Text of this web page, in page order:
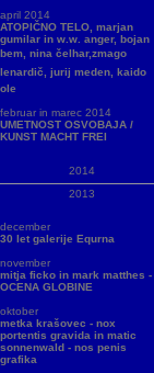
april 2014
ATOPIČNO TELO, marjan
gumilar in w.w. anger, bojan
bem, nina čelhar,zmago
lenardič, jurij meden, kaido
ole
februar in marec 2014
UMETNOST OSVOBAJA /
KUNST MACHT FREI
2014
2013
december
30 let galerije Equrna
november
mitja ficko in mark matthes -
OCENA GLOBINE
oktober
metka krašovec - nox
portentis gravida in matic
sonnenwald - nos penis
grafika